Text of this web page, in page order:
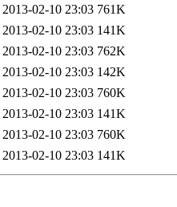
2013-02-10 23:03 761K
2013-02-10 23:03 141K
2013-02-10 23:03 762K
2013-02-10 23:03 142K
2013-02-10 23:03 760K
2013-02-10 23:03 141K
2013-02-10 23:03 760K
2013-02-10 23:03 141K